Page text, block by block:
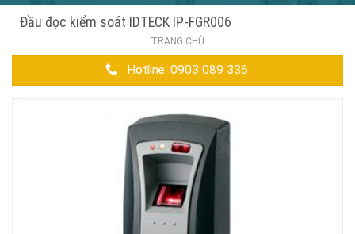
Đầu đọc kiểm soát IDTECK IP-FGR006
TRANG CHỦ
Hotline: 0903 089 336